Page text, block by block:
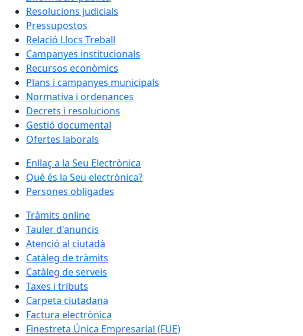
Resolucions judicials
Pressupostos
Relació Llocs Treball
Campanyes institucionals
Recursos econòmics
Plans i campanyes municipals
Normativa i ordenances
Decrets i resolucions
Gestió documental
Ofertes laborals
Enllaç a la Seu Electrònica
Què és la Seu electrònica?
Persones obligades
Tràmits online
Tauler d'anuncis
Atenció al ciutadà
Catàleg de tràmits
Catàleg de serveis
Taxes i tributs
Carpeta ciutadana
Factura electrònica
Finestreta Única Empresarial (FUE)